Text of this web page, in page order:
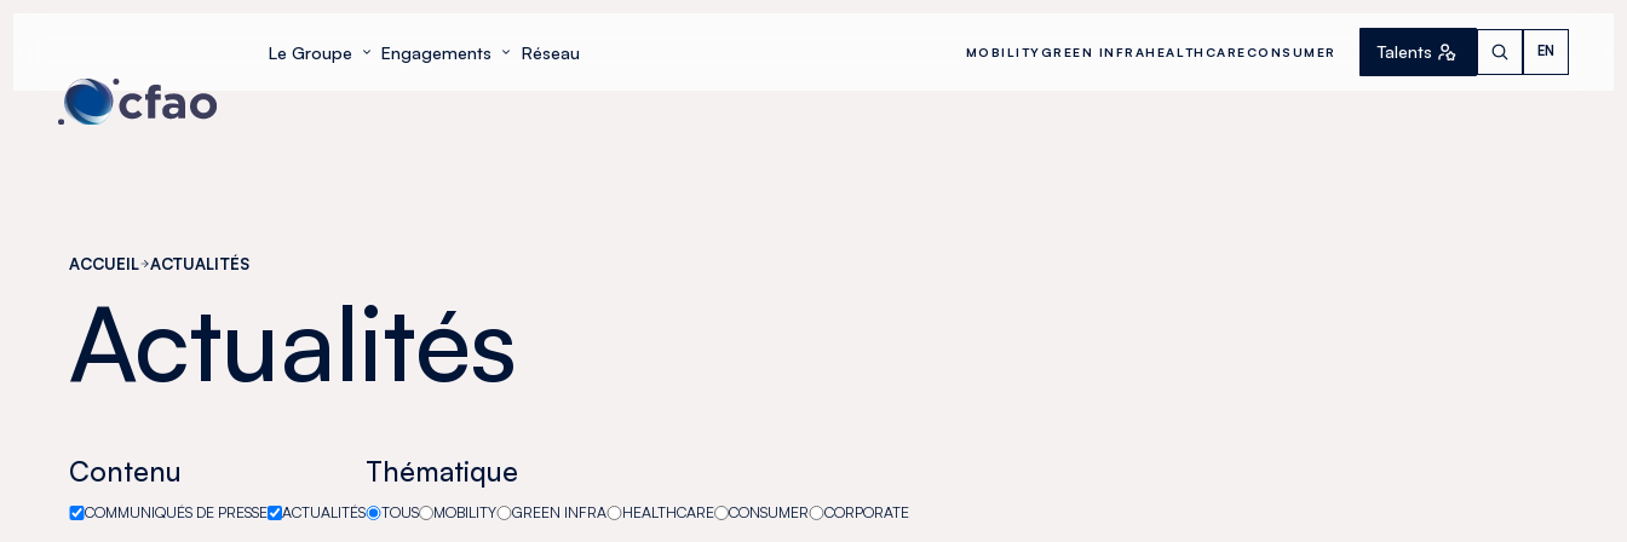
Le Groupe Engagements Réseau MOBILITYGREEN INFRAHEALTHCARECONSUMER Talents EN
ACCUEIL ACTUALITÉS
Actualités
Contenu
COMMUNIQUÉS DE PRESSE ACTUALITÉS
Thématique
TOUS MOBILITY GREEN INFRA HEALTHCARE CONSUMER CORPORATE